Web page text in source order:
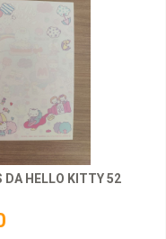
HELLO KITTY 52